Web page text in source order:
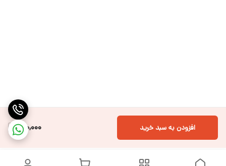
810,000 افزودن به سبد خرید